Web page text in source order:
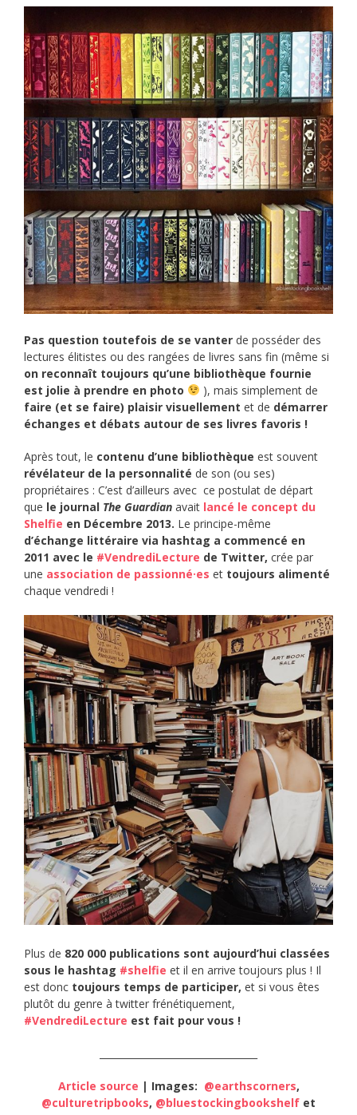
Pas question toutefois de se vanter de posséder des
lectures élitistes ou des rangées de livres sans fin (même si
on reconnaît toujours qu’une bibliothèque fournie
est jolie à prendre en photo
), mais simplement de
faire (et se faire) plaisir visuellement et de démarrer
échanges et débats autour de ses livres favoris !
Après tout, le contenu d’une bibliothèque est souvent
révélateur de la personnalité de son (ou ses)
propriétaires : C’est d’ailleurs avec ce postulat de départ
que le journal The Guardian avait lancé le concept du
Shelfie en Décembre 2013. Le principe-même
d’échange littéraire via hashtag a commencé en
2011 avec le #VendrediLecture de Twitter, crée par
une association de passionné·es et toujours alimenté
chaque vendredi !
Plus de 820 000 publications sont aujourd’hui classées
sous le hashtag #shelfie et il en arrive toujours plus ! Il
est donc toujours temps de participer, et si vous êtes
plutôt du genre à twitter frénétiquement,
#VendrediLecture est fait pour vous !
Article source | Images: @earthscorners,
@culturetripbooks, @bluestockingbookshelf et